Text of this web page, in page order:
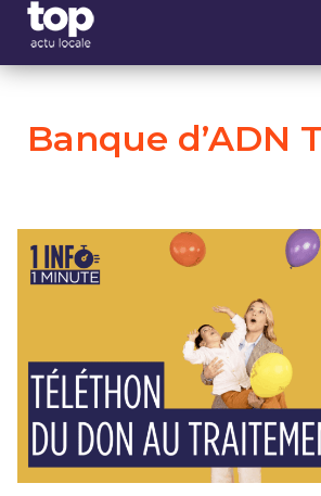
Banque d’ADN
Panneau de gestion des cookies